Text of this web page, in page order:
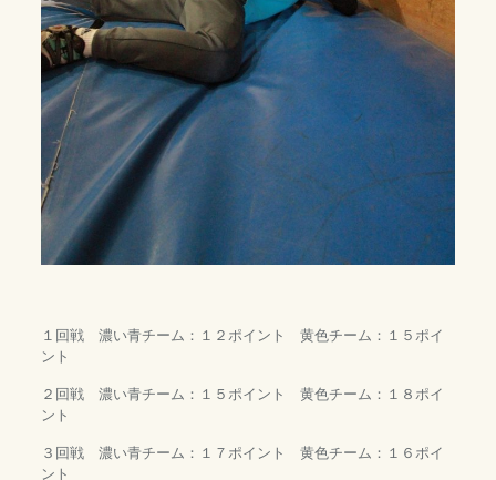
１回戦 濃い青チーム：１２ポイント 黄色チーム：１５ポイ
ント
２回戦 濃い青チーム：１５ポイント 黄色チーム：１８ポイ
ント
３回戦 濃い青チーム：１７ポイント 黄色チーム：１６ポイ
ント